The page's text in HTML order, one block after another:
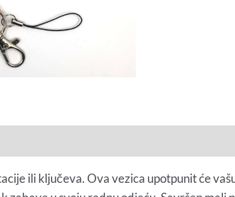
ili ključeva. Ova vezica upotpunit će